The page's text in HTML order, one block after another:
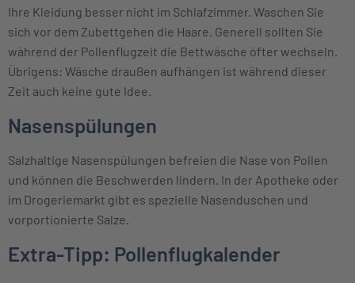
Ihre Kleidung besser nicht im Schlafzimmer. Waschen Sie
sich vor dem Zubettgehen die Haare. Generell sollten Sie
während der Pollenflugzeit die Bettwäsche öfter wechseln.
Übrigens: Wäsche draußen aufhängen ist während dieser
Zeit auch keine gute Idee.
Nasenspülungen
Salzhaltige Nasenspülungen befreien die Nase von Pollen
und können die Beschwerden lindern. In der Apotheke oder
im Drogeriemarkt gibt es spezielle Nasenduschen und
vorportionierte Salze.
Extra-Tipp: Pollenflugkalender